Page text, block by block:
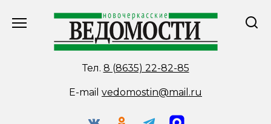
Тел. 8 (8635) 22-82-85
E-mail vedomostin@mail.ru